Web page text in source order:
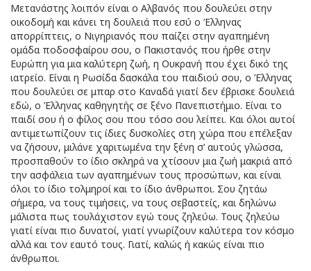
Μετανάστης λοιπόν είναι ο Αλβανός που δουλεύει στην
οικοδομή και κάνει τη δουλειά που εσύ ο Έλληνας
απορρίπτεις, ο Νιγηριανός που παίζει στην αγαπημένη
ομάδα ποδοσφαίρου σου, ο Πακιστανός που ήρθε στην
Ευρώπη για μια καλύτερη ζωή, η Ουκρανή που έχει δικό της
ιατρείο. Είναι η Ρωσίδα δασκάλα του παιδιού σου, ο Έλληνας
που δουλεύει σε μπαρ στο Καναδά γιατί δεν έβρισκε δουλειά
εδώ, ο Έλληνας καθηγητής σε ξένο Πανεπιστήμιο. Είναι το
παιδί σου ή ο φίλος σου που τόσο σου λείπει. Και όλοι αυτοί
αντιμετωπίζουν τις ίδιες δυσκολίες στη χώρα που επέλεξαν
να ζήσουν, μιλάνε χαριτωμένα την ξένη σ’ αυτούς γλώσσα,
προσπαθούν το ίδιο σκληρά να χτίσουν μια ζωή μακριά από
την ασφάλεια των αγαπημένων τους προσώπων, και είναι
όλοι το ίδιο τολμηροί και το ίδιο άνθρωποι. Σου ζητάω
σήμερα, να τους τιμήσεις, να τους σεβαστείς, και δηλώνω
μάλιστα πως τουλάχιστον εγώ τους ζηλεύω. Τους ζηλεύω
γιατί είναι πιο δυνατοί, γιατί γνωρίζουν καλύτερα τον κόσμο
αλλά και τον εαυτό τους. Γιατί, καλώς ή κακώς είναι πιο
άνθρωποι.